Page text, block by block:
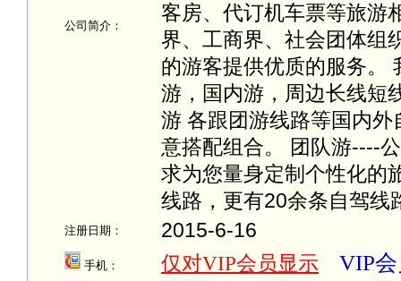
公司简介：
客房、代订机车票等旅游
界、工商界、社会团体组
的游客提供优质的服务。
游，国内游，周边长线短
游 各跟团游线路等国内
意搭配组合。 团队游----
求为您量身定制个性化的
线路，更有20余条自驾线
注册日期： 2015-6-16
手机： 仅对VIP会员显示 VIP